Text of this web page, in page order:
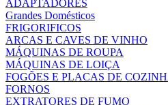
ADAPTADORES
Grandes Domésticos
FRIGORIFICOS
ARCAS E CAVES DE VINHO
MÁQUINAS DE ROUPA
MÁQUINAS DE LOIÇA
FOGÕES E PLACAS DE
FORNOS
EXTRATORES DE FUMO